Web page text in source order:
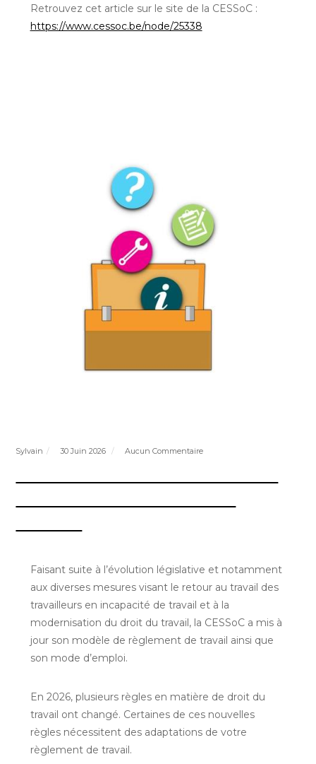
Retrouvez cet article sur le site de la CESSoC :
https://www.cessoc.be/node/25338
Sylvain 30 Juin 2026 Aucun Commentaire
Faisant suite à l’évolution législative et notamment
aux diverses mesures visant le retour au travail des
travailleurs en incapacité de travail et à la
modernisation du droit du travail, la CESSoC a mis à
jour son modèle de règlement de travail ainsi que
son mode d’emploi.
En 2026, plusieurs règles en matière de droit du
travail ont changé. Certaines de ces nouvelles
règles nécessitent des adaptations de votre
règlement de travail.